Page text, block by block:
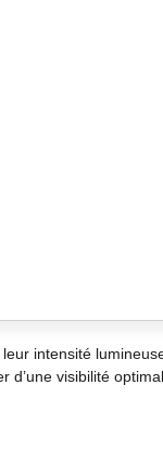
intensité
visibilité